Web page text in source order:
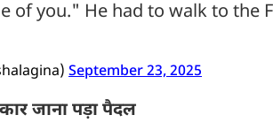
of you." He had to walk to the
September 23, 2025
जाना पड़ा पैदल